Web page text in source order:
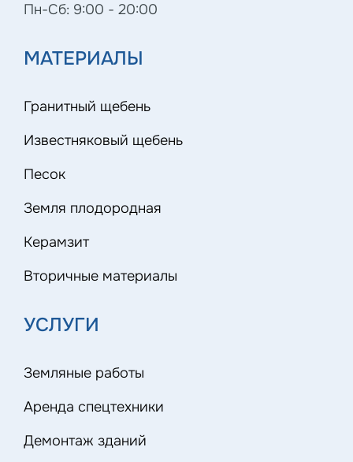
Пн-Сб: 9:00 - 20:00
МАТЕРИАЛЫ
Гранитный щебень
Известняковый щебень
Песок
Земля плодородная
Керамзит
Вторичные материалы
УСЛУГИ
Земляные работы
Аренда спецтехники
Демонтаж зданий